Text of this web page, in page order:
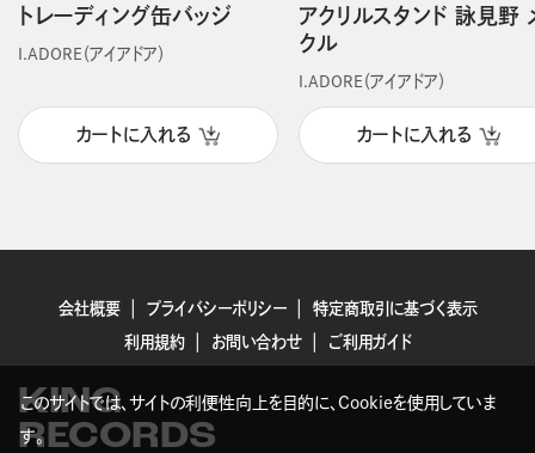
トレーディング缶バッジ
I.ADORE（アイアドア）
カートに入れる
アクリルスタンド 詠見野
クル
I.ADORE（アイアドア）
カートに入れる
会社概要 プライバシーポリシー
特定商取引に基づく表示
利用規約
お問い合わせ ご利用ガイド
KING
RECORDS
このサイトでは、サイトの利便性向上を目的に、Cookieを使用していま
す。